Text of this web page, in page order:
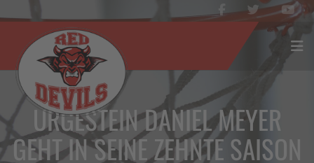
URGESTEIN DANIEL MEYER
GEHT IN SEINE ZEHNTE SAISON